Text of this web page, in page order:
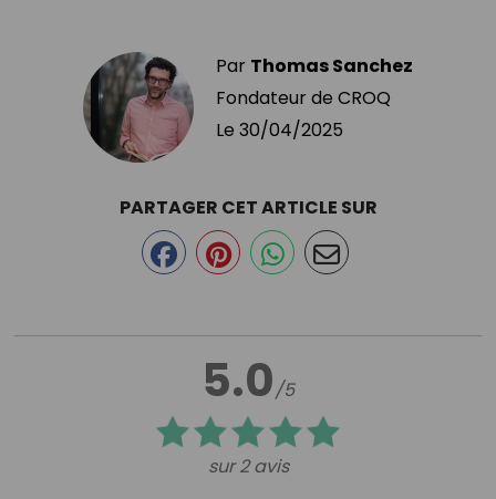
Par Thomas Sanchez
Fondateur de CROQ
Le 30/04/2025
5.0/5
sur 2 avis
PARTAGER CET ARTICLE SUR